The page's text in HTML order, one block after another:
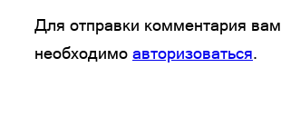
Для отправки комментария вам
необходимо авторизоваться.